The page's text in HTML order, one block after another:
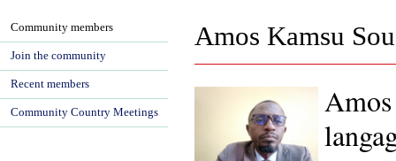
Amos Kamsu
Amos
Community members
Join the community
Recent members
Community Country Meetings